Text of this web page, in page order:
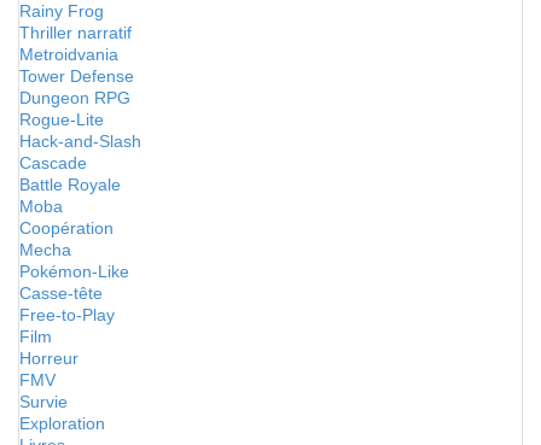
Rainy Frog
Thriller narratif
Metroidvania
Tower Defense
Dungeon RPG
Rogue-Lite
Hack-and-Slash
Cascade
Battle Royale
Moba
Coopération
Mecha
Pokémon-Like
Casse-tête
Free-to-Play
Film
Horreur
FMV
Survie
Exploration